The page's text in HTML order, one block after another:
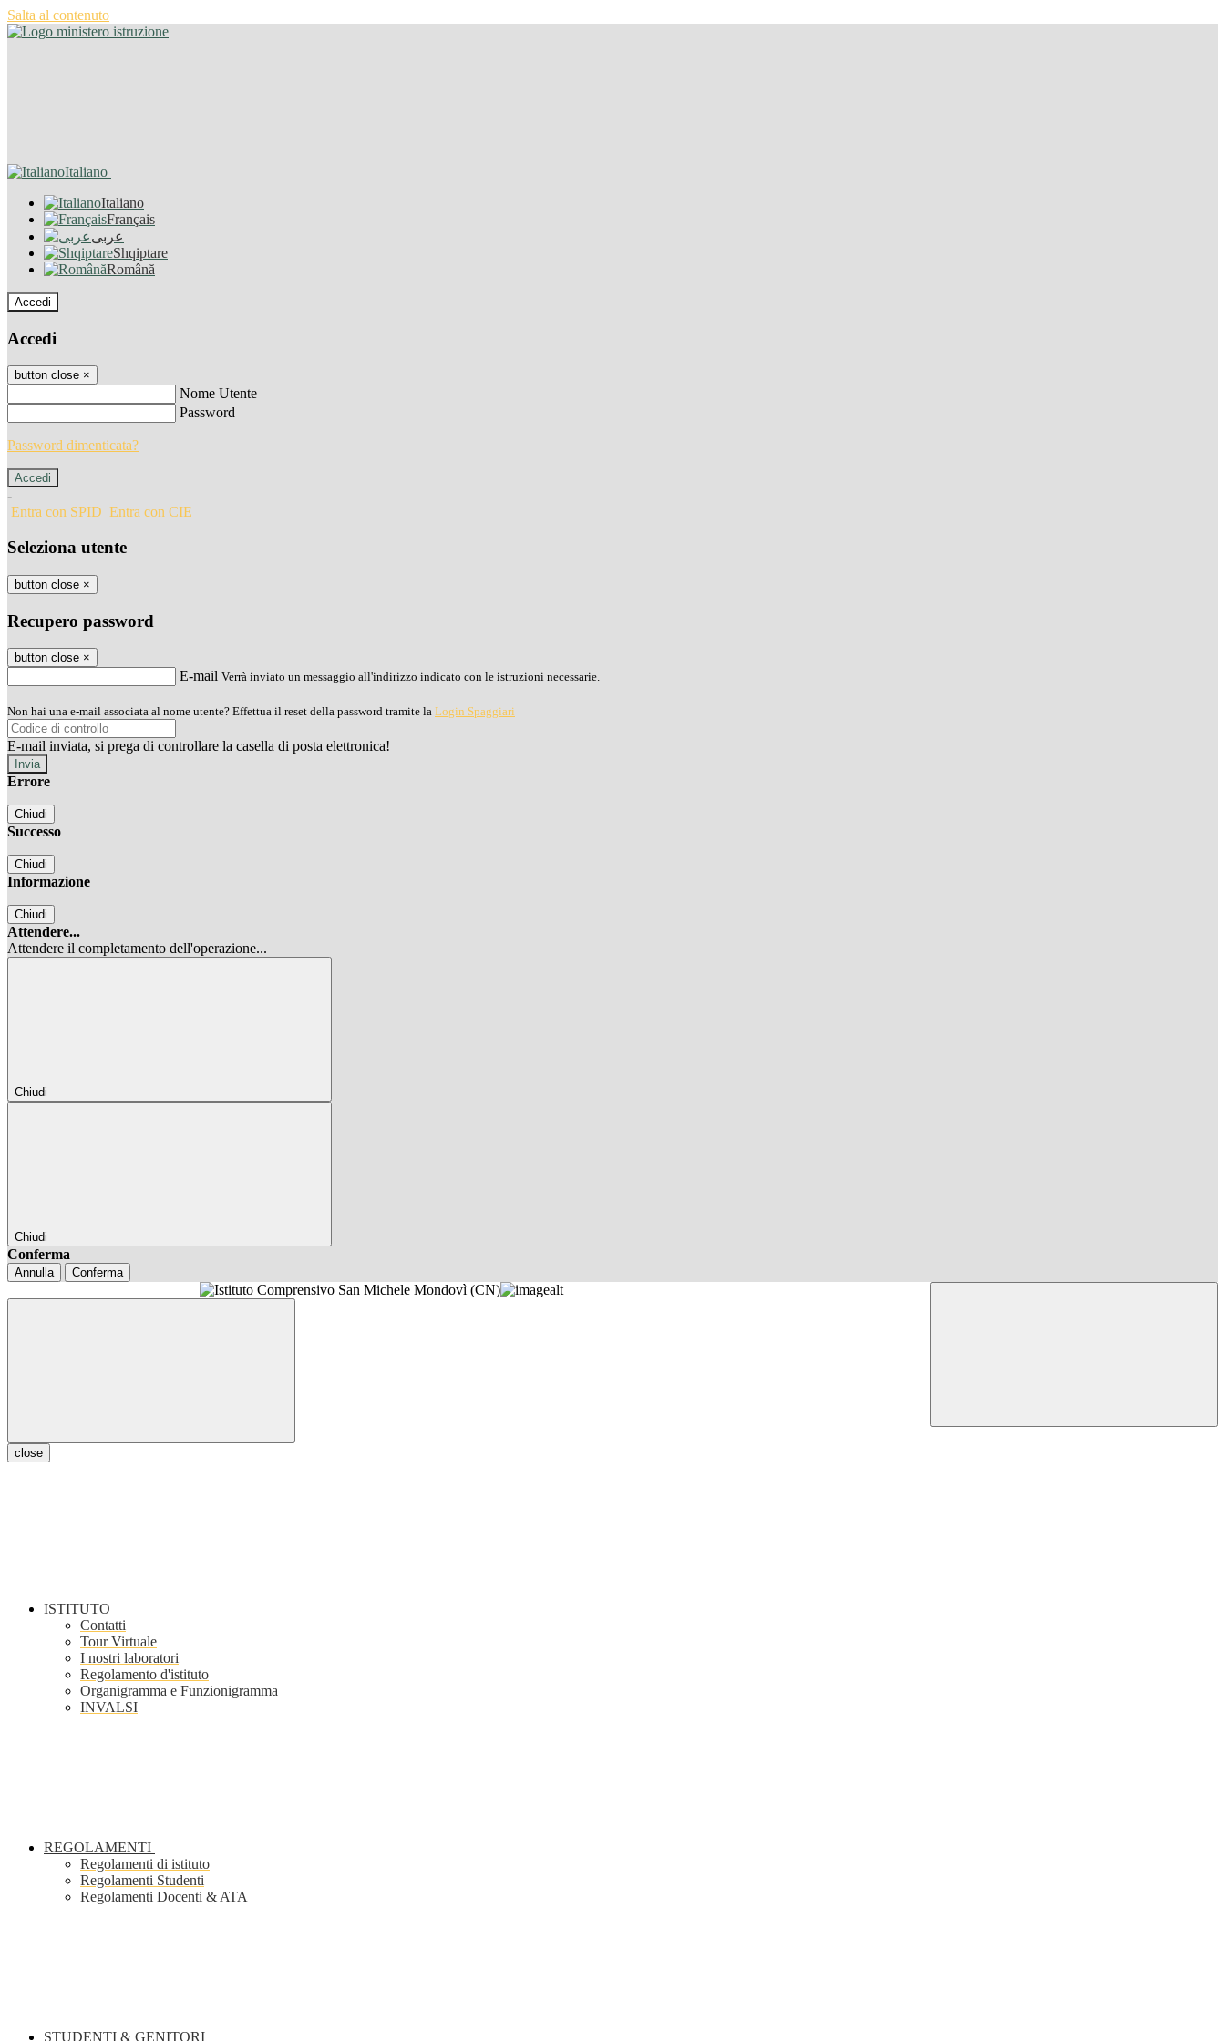
Salta al contenuto
Italiano
Italiano
Français
عربى
Shqiptare
Română
Accedi
Accedi
button close ×
Nome Utente
Password
Password dimenticata?
-
Entra con SPID Entra con CIE
Seleziona utente
button close ×
Recupero password
button close ×
E-mail Verrà inviato un messaggio all'indirizzo indicato con le istruzioni necessarie.
Non hai una e-mail associata al nome utente? Effettua il reset della password tramite la Login Spaggiari
E-mail inviata, si prega di controllare la casella di posta elettronica!
Errore
Chiudi
Successo
Chiudi
Informazione
Chiudi
Attendere...
Attendere il completamento dell'operazione...
Chiudi
Chiudi
Conferma
Annulla Conferma
close
ISTITUTO
Contatti
Tour Virtuale
I nostri laboratori
Regolamento d'istituto
Organigramma e Funzionigramma
INVALSI
REGOLAMENTI
Regolamenti di istituto
Regolamenti Studenti
Regolamenti Docenti & ATA
STUDENTI & GENITORI